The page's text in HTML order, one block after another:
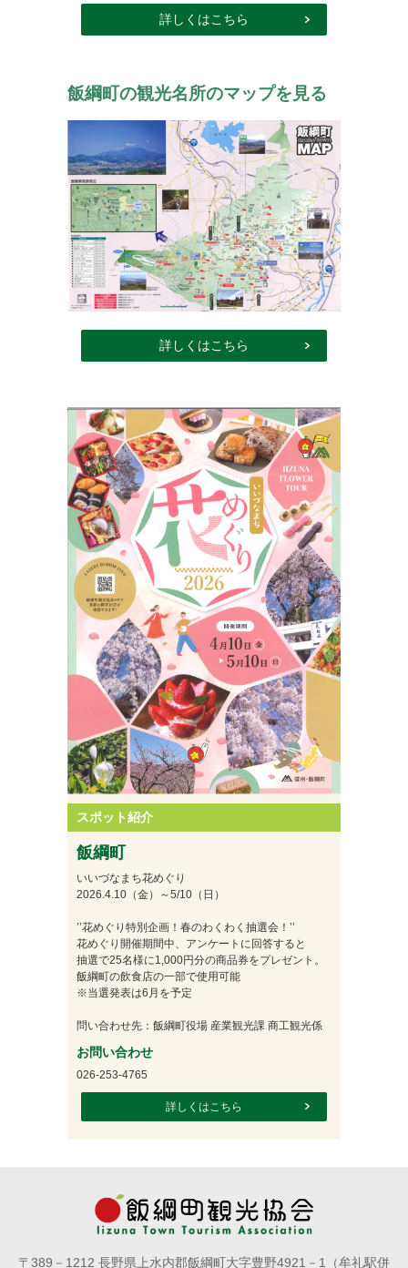
詳しくはこちら
飯綱町の観光名所のマップを見る
詳しくはこちら
スポット紹介
飯綱町
いいづなまち花めぐり
2026.4.10（金）～5/10（日）
’’花めぐり特別企画！春のわくわく抽選会！’’
花めぐり開催期間中、アンケートに回答すると
抽選で25名様に1,000円分の商品券をプレゼント。
飯綱町の飲食店の一部で使用可能
※当選発表は6月を予定
問い合わせ先：飯綱町役場 産業観光課 商工観光係
お問い合わせ
026-253-4765
詳しくはこちら
〒389－1212 長野県上水内郡飯綱町大字豊野4921－1（牟礼駅併